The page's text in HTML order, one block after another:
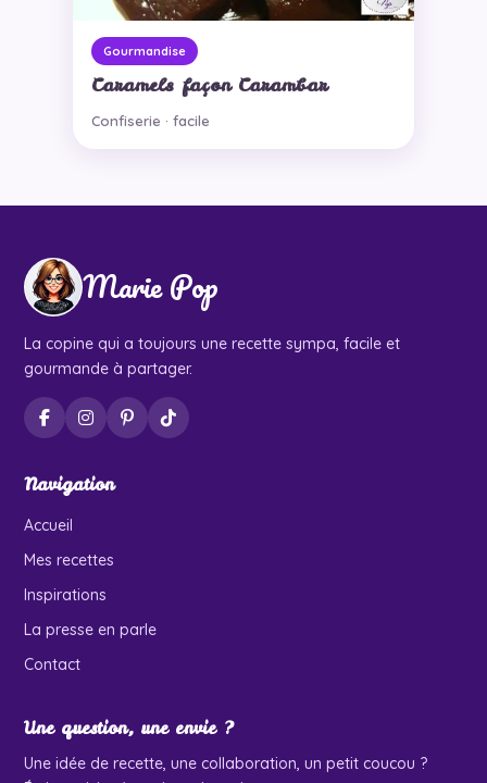
Gourmandise
Caramels façon Carambar
Confiserie · facile
Marie Pop
La copine qui a toujours une recette sympa, facile et
gourmande à partager.
Navigation
Accueil
Mes recettes
Inspirations
La presse en parle
Contact
Une question, une envie ?
Une idée de recette, une collaboration, un petit coucou ?